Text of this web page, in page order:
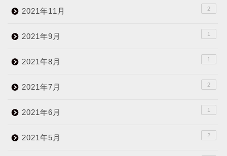
2021年11月 2
2021年9月 1
2021年8月 1
2021年7月 2
2021年6月 1
2021年5月 2